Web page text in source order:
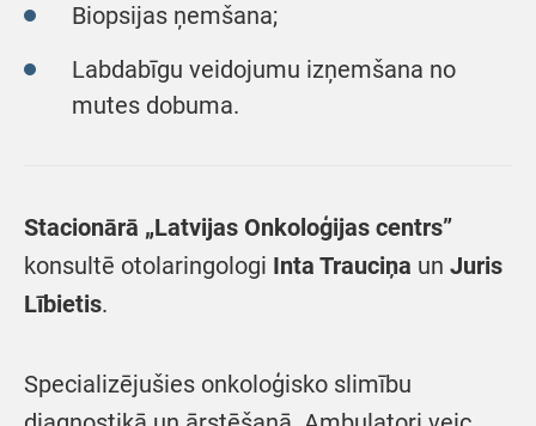
Biopsijas ņemšana;
Labdabīgu veidojumu izņemšana no
mutes dobuma.
Stacionārā „Latvijas Onkoloģijas centrs”
konsultē otolaringologi Inta Trauciņa un Juris
Lībietis.
Specializējušies onkoloģisko slimību